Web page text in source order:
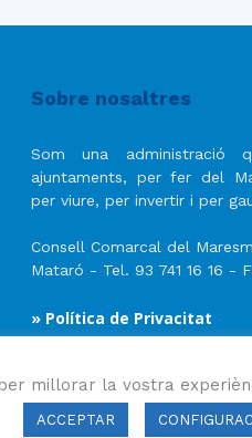
Sobre nosaltres
Som una administració
ajuntaments, per fer del
per viure, per invertir i per
Consell Comarcal del
Mataró - Tel. 93 741 16 16 -
» Política de Privacitat
millorar la vostra
ACCEPTAR